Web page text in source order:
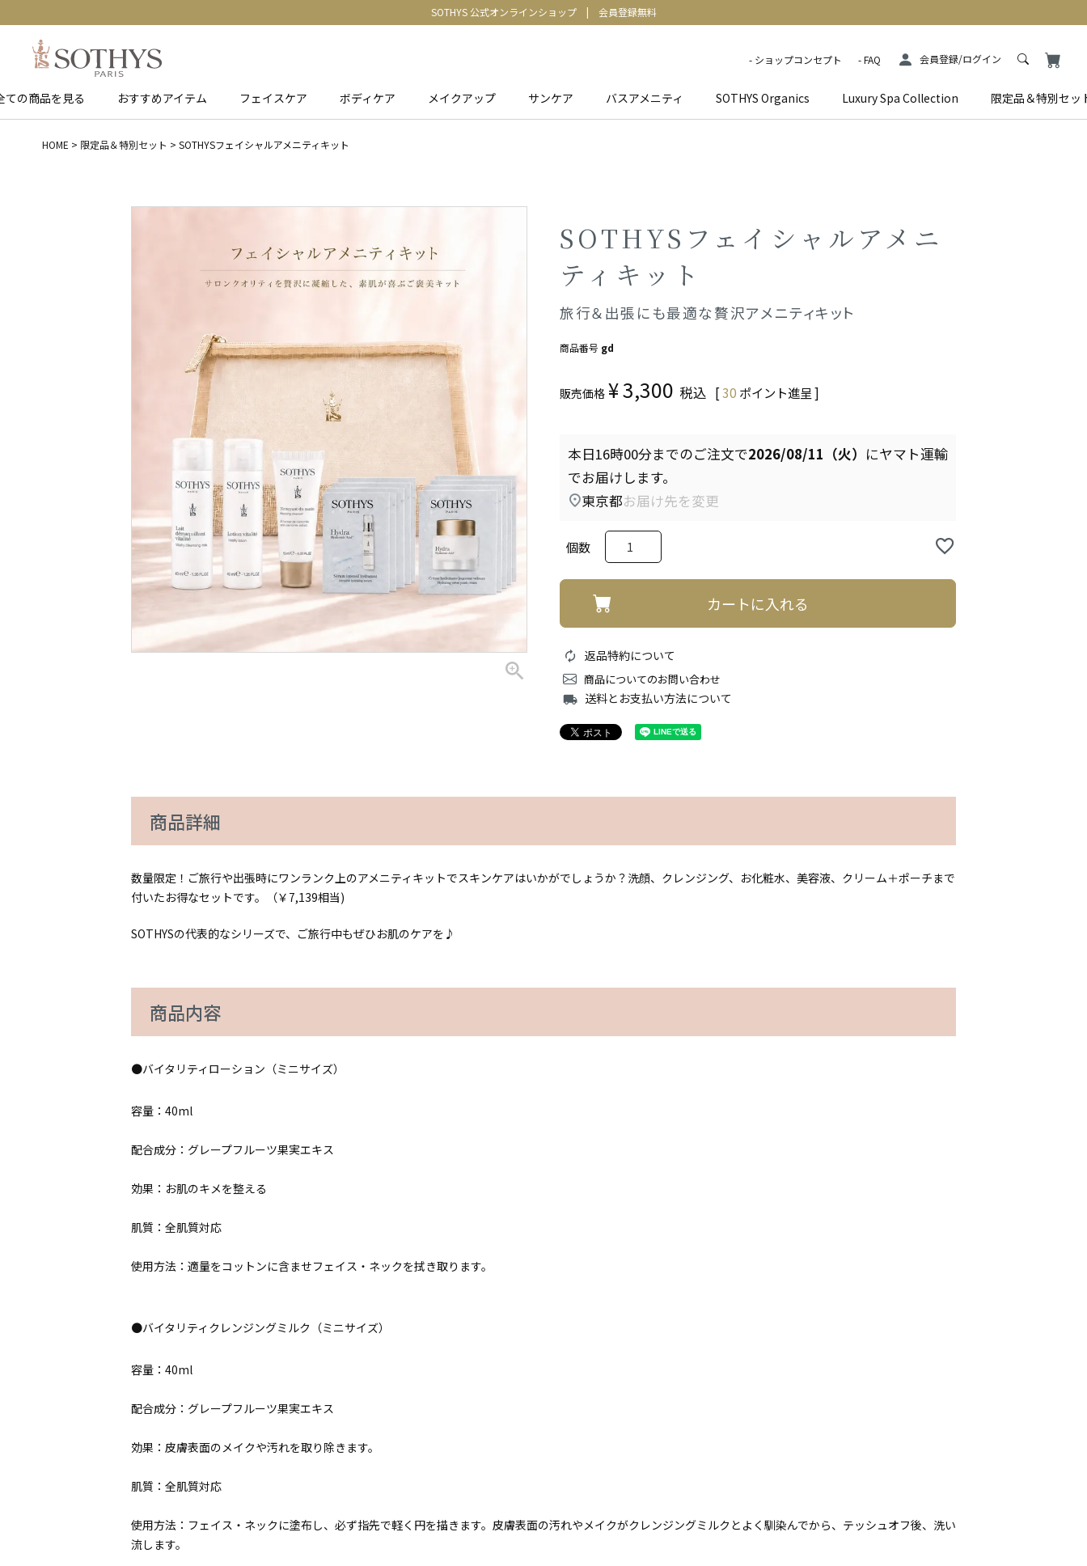
SOTHYS 公式オンラインショップ| 会員登録無料
ショップコンセプト FAQ 会員登録/ログイン
ての商品を見る おすすめアイテム フェイスケア ボディケア メイクアップ サンケア バスアメニティ SOTHYS Organics Luxury Spa Collection 限定品＆特別セッ
HOME 限定品＆特別セット SOTHYSフェイシャルアメニティキット
旅行＆出張にも最適な贅沢アメニティキット
SOTHYSフェイシャルアメニ
ティキット
商品番号 gd
販売価格 ¥3,300 税込 [30 ポイント進呈 ]
本日16時00分までのご注文で2026/08/11（火） にヤマト運輸
でお届けします。
東京都お届け先を変更
カートに入れる
返品特約について
商品についてのお問い合わせ
local_shipping 送料とお支払い方法について
商品詳細
数量限定！ご旅行や出張時にワンランク上のアメニティキットでスキンケアはいかがでしょうか？洗顔、クレンジング、お化粧水、美容液、クリーム＋ポーチまで
付いたお得なセットです。（￥7,139相当)
SOTHYSの代表的なシリーズで、ご旅行中もぜひお肌のケアを♪
商品内容
●バイタリティローション（ミニサイズ）
容量：40ml
配合成分：グレープフルーツ果実エキス
効果：お肌のキメを整える
肌質：全肌質対応
使用方法：適量をコットンに含ませフェイス・ネックを拭き取ります。
●バイタリティクレンジングミルク（ミニサイズ）
容量：40ml
配合成分：グレープフルーツ果実エキス
効果：皮膚表面のメイクや汚れを取り除きます。
肌質：全肌質対応
使用方法：フェイス・ネックに塗布し、必ず指先で軽く円を描きます。皮膚表面の汚れやメイクがクレンジングミルクとよく馴染んでから、テッシュオフ後、洗い
流します。